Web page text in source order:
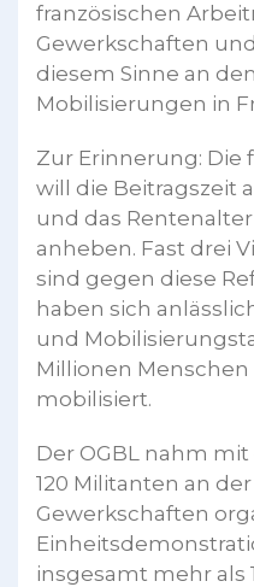
französischen
Gewerkschaften
diesem Sinne an
Mobilisierungen in
Zur Erinnerung: Die
will die Beitragszeit
und das
anheben. Fast drei
sind gegen diese
haben sich
und
Millionen Menschen
mobilisiert.
Der OGBL nahm
120 Militanten an
Gewerkschaften
insgesamt mehr als